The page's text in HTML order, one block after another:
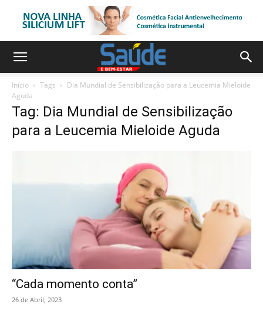
Início Tags
Dia Mundial de Sensibilização para a Leucemia Mieloide
Aguda
Tag: Dia Mundial de Sensibilização
para a Leucemia Mieloide Aguda
“Cada momento conta”
26 de Abril, 2023